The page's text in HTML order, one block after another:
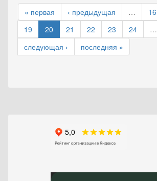
« первая ‹ предыдущая … 16
19
20 21 22 23 24
…
следующая ›
последняя »